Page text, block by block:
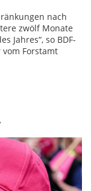
nach
zwölf Monate
Jahres“, so BDF-
Forstamt